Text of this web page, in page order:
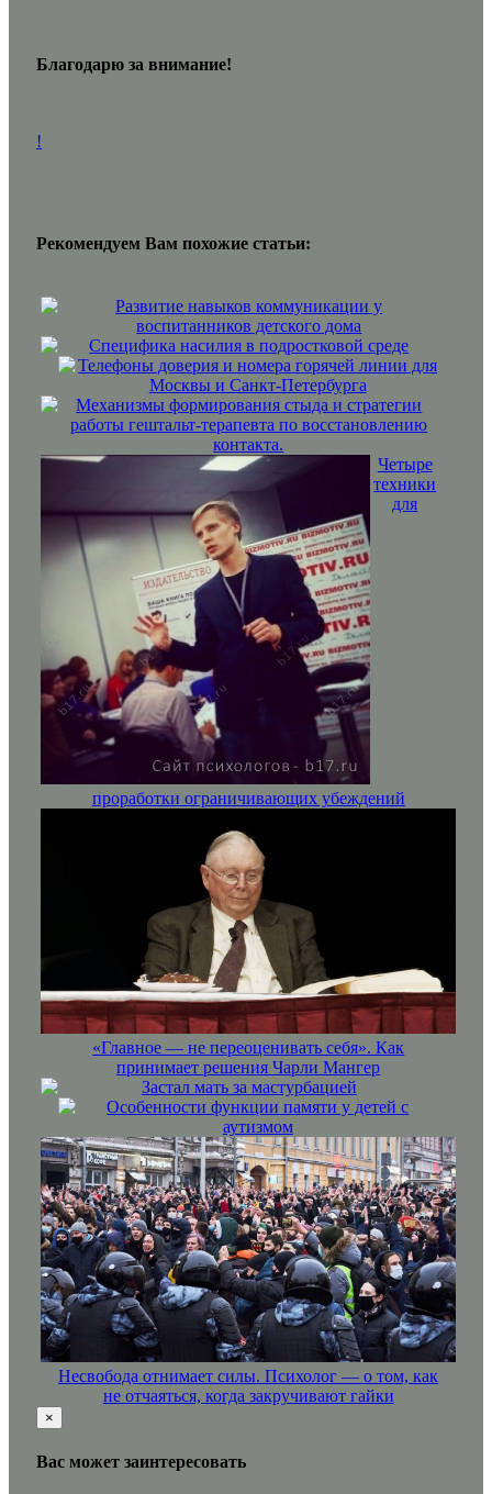
Благодарю за внимание!
!
Рекомендуем Вам похожие статьи:
Развитие навыков коммуникации у
воспитанников детского дома
Специфика насилия в подростковой среде
Телефоны доверия и номера горячей линии для
Москвы и Санкт-Петербурга
Механизмы формирования стыда и стратегии
работы гештальт-терапевта по восстановлению
контакта.
Четыре
техники
для
проработки ограничивающих убеждений
«Главное — не переоценивать себя». Как
принимает решения Чарли Мангер
Застал мать за мастурбацией
Особенности функции памяти у детей с
аутизмом
Несвобода отнимает силы. Психолог — о том, как
не отчаяться, когда закручивают гайки
×
Вас может заинтересовать